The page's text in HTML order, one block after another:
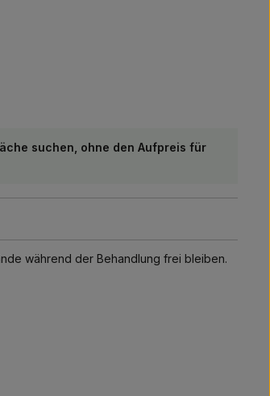
suchen, ohne den Aufpreis für
während der Behandlung frei bleiben.